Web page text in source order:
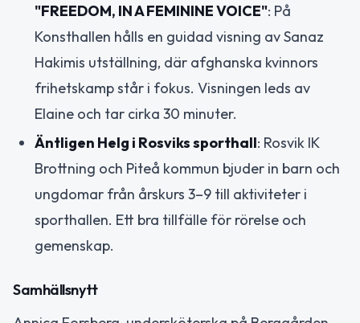
"FREEDOM, IN A FEMININE VOICE": På
Konsthallen hålls en guidad visning av Sanaz
Hakimis utställning, där afghanska kvinnors
frihetskamp står i fokus. Visningen leds av
Elaine och tar cirka 30 minuter.
Äntligen Helg i Rosviks sporthall: Rosvik IK
Brottning och Piteå kommun bjuder in barn och
ungdomar från årskurs 3–9 till aktiviteter i
sporthallen. Ett bra tillfälle för rörelse och
gemenskap.
Samhällsnytt